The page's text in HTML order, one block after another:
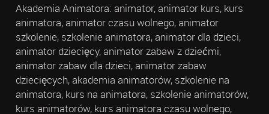
Akademia Animatora: animator, animator kurs, kurs
animatora, animator czasu wolnego, animator
szkolenie, szkolenie animatora, animator dla dzieci,
animator dziecięcy, animator zabaw z dziećmi,
animator zabaw dla dzieci, animator zabaw
dziecięcych, akademia animatorów, szkolenie na
animatora, kurs na animatora, szkolenie animatorów,
kurs animatorów, kurs animatora czasu wolnego,